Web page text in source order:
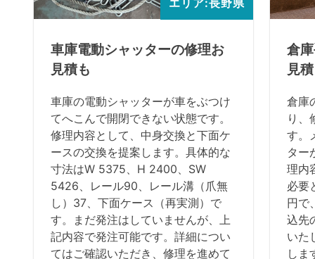
エリア:長野県
車庫電動シャッターの修理お
見積も
車庫の電動シャッターが車をぶつけ
てへこんで開閉できない状態です。
修理内容として、中身交換と下面ケ
ースの交換を提案します。具体的な
寸法はW 5375、H 2400、SW
5426、レール90、レール溝（爪無
し）37、下面ケース（再実測）で
す。まだ発注はしていませんが、上
記内容で発注可能です。詳細につい
てはご確認いただき、修理を進めて
倉
見
倉庫
り、
す。
ター
理内
必要
円で
込先
いた
しま